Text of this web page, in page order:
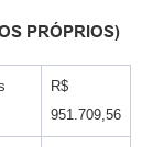
PRÓPRIOS)
R$
951.709,56